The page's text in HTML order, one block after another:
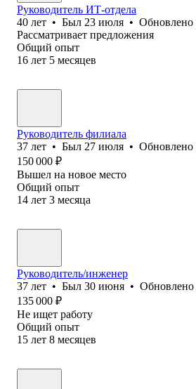
Руководитель ИТ-отдела
40 лет • Был 23 июля • Обновлено
Рассматривает предложения
Общий опыт
16 лет 5 месяцев
Руководитель филиала
37 лет • Был 27 июля • Обновлено
150 000 ₽
Вышел на новое место
Общий опыт
14 лет 3 месяца
Руководитель/инженер
37 лет • Был 30 июня • Обновлено
135 000 ₽
Не ищет работу
Общий опыт
15 лет 8 месяцев